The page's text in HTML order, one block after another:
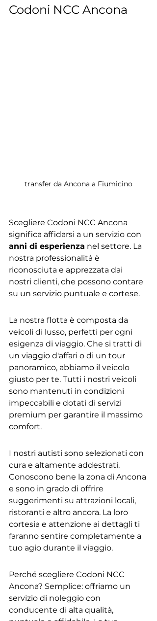
Codoni NCC Ancona
transfer da Ancona a Fiumicino
Scegliere Codoni NCC Ancona
significa affidarsi a un servizio con
anni di esperienza nel settore. La
nostra professionalità è
riconosciuta e apprezzata dai
nostri clienti, che possono contare
su un servizio puntuale e cortese.
La nostra flotta è composta da
veicoli di lusso, perfetti per ogni
esigenza di viaggio. Che si tratti di
un viaggio d'affari o di un tour
panoramico, abbiamo il veicolo
giusto per te. Tutti i nostri veicoli
sono mantenuti in condizioni
impeccabili e dotati di servizi
premium per garantire il massimo
comfort.
I nostri autisti sono selezionati con
cura e altamente addestrati.
Conoscono bene la zona di Ancona
e sono in grado di offrire
suggerimenti su attrazioni locali,
ristoranti e altro ancora. La loro
cortesia e attenzione ai dettagli ti
faranno sentire completamente a
tuo agio durante il viaggio.
Perché scegliere Codoni NCC
Ancona? Semplice: offriamo un
servizio di noleggio con
conducente di alta qualità,